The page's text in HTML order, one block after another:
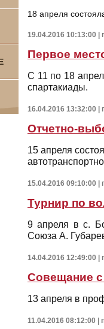
18 апреля
19.04.2016 10:13:00 |
Первое
С 11 по 18
спартакиады.
16.04.2016 13:32:00 |
Отчетно-
15 апреля
15.04.2016 09:10:00 |
Турнир по
9 апреля в с.
Союза А.
14.04.2016 12:49:00 |
Совещание
13 апреля в
11.04.2016 08:12:00 |